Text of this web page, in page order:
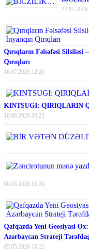
22.07.2026
Qırıqların Fəlsəfəsi
Qırıqları
18.07.2026 12:26
KINTSUGI: QIRIQLARIN
10.06.2026 20:23
06.05.2026 16:36
Qafqazda Yeni Geosiyasi
Azərbaycan Strateji
05.05.2026 16:22